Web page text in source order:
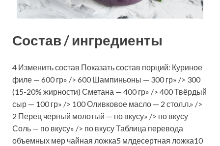
Состав / ингредиенты
4 Изменить состав Показать состав порций: Куриное
филе — 600 гр» /> 600 Шампиньоны — 300 гр» /> 300
(15-20% жирности) Сметана — 400 гр» /> 400 Твёрдый
сыр — 100 гр» /> 100 Оливковое масло — 2 стол.л.» />
2 Перец черный молотый — по вкусу» /> по вкусу
Соль — по вкусу» /> по вкусу Таблица перевода
объемных мер чайная ложка5 млдесертная ложка10